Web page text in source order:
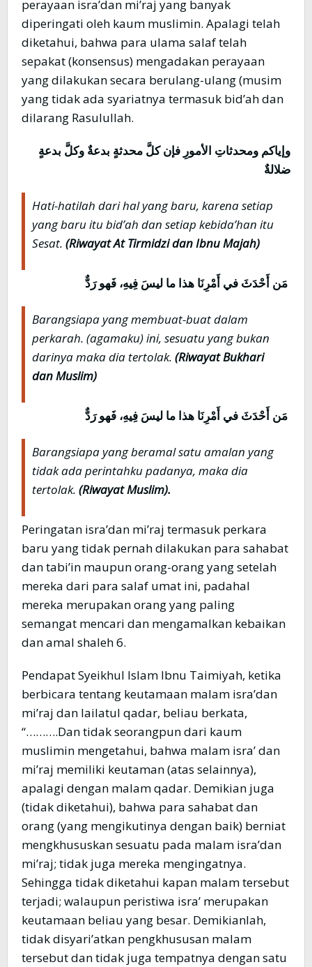
perayaan isra’dan mi’raj yang banyak
diperingati oleh kaum muslimin. Apalagi telah
diketahui, bahwa para ulama salaf telah
sepakat (konsensus) mengadakan perayaan
yang dilakukan secara berulang-ulang (musim
yang tidak ada syariatnya termasuk bid’ah dan
dilarang Rasulullah.
وإياكم ومحدثاتِ الأمورِ فإن كلَّ محدثةٍ بدعةٌ وكلَّ بدعةٍ
ضلالةٌ
Hati-hatilah dari hal yang baru, karena setiap
yang baru itu bid’ah dan setiap kebida’han itu
Sesat. (Riwayat At Tirmidzi dan Ibnu Majah)
مَن أَحْدَثَ في أَمْرِنَا هذا ما ليسَ فِيهِ، فَهو رَدٌّ
Barangsiapa yang membuat-buat dalam
perkarah. (agamaku) ini, sesuatu yang bukan
darinya maka dia tertolak. (Riwayat Bukhari
dan Muslim)
مَن أَحْدَثَ في أَمْرِنَا هذا ما ليسَ فِيهِ، فَهو رَدٌّ
Barangsiapa yang beramal satu amalan yang
tidak ada perintahku padanya, maka dia
tertolak. (Riwayat Muslim).
Peringatan isra’dan mi’raj termasuk perkara
baru yang tidak pernah dilakukan para sahabat
dan tabi’in maupun orang-orang yang setelah
mereka dari para salaf umat ini, padahal
mereka merupakan orang yang paling
semangat mencari dan mengamalkan kebaikan
dan amal shaleh 6.
Pendapat Syeikhul Islam Ibnu Taimiyah, ketika
berbicara tentang keutamaan malam isra’dan
mi’raj dan lailatul qadar, beliau berkata,
“……….Dan tidak seorangpun dari kaum
muslimin mengetahui, bahwa malam isra’ dan
mi’raj memiliki keutaman (atas selainnya),
apalagi dengan malam qadar. Demikian juga
(tidak diketahui), bahwa para sahabat dan
orang (yang mengikutinya dengan baik) berniat
mengkhususkan sesuatu pada malam isra’dan
mi’raj; tidak juga mereka mengingatnya.
Sehingga tidak diketahui kapan malam tersebut
terjadi; walaupun peristiwa isra’ merupakan
keutamaan beliau yang besar. Demikianlah,
tidak disyari’atkan pengkhususan malam
tersebut dan tidak juga tempatnya dengan satu